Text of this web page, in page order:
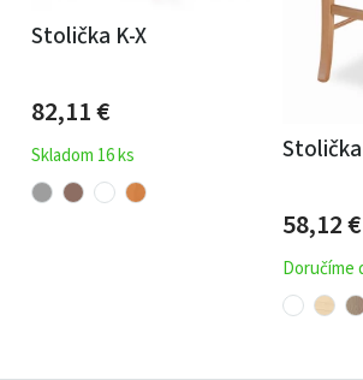
Stolička K-X
82,11€
Skladom 16 ks
58,12€
Doručíme